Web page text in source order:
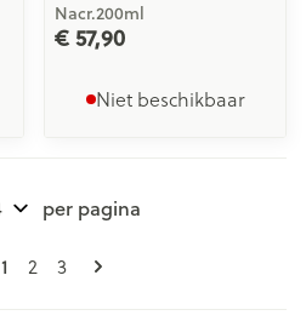
Nacr.200ml
€ 57,90
Niet beschikbaar
Pagina's
U lees momenteel pagina
1 Pagina
2 Pagina
3
per pagina